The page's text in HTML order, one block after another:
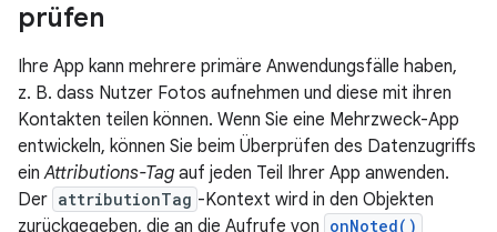
prüfen
Ihre App kann mehrere primäre Anwendungsfälle haben,
z. B. dass Nutzer Fotos aufnehmen und diese mit ihren
Kontakten teilen können. Wenn Sie eine Mehrzweck-App
entwickeln, können Sie beim Überprüfen des Datenzugriffs
einAttributions-Tag auf jeden Teil Ihrer App anwenden.
Der attributionTag -Kontext wird in den Objekten
zurückgegeben, die an die Aufrufe von onNoted()